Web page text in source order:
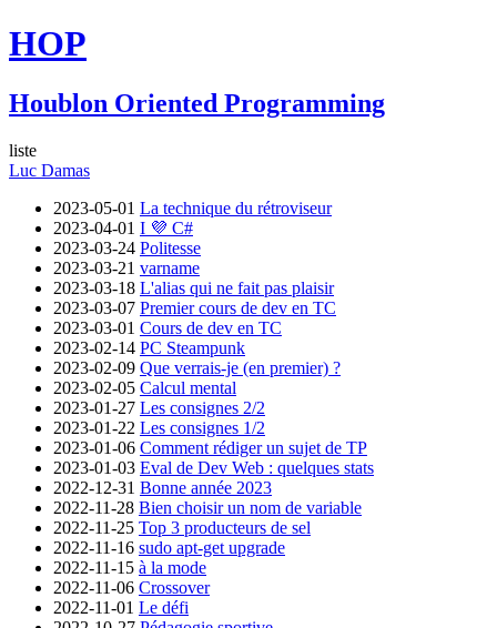
HOP
Houblon Oriented Programming
liste
Luc Damas
2023-05-01 La technique du rétroviseur
2023-04-01 I 💜 C#
2023-03-24 Politesse
2023-03-21 varname
2023-03-18 L'alias qui ne fait pas plaisir
2023-03-07 Premier cours de dev en TC
2023-03-01 Cours de dev en TC
2023-02-14 PC Steampunk
2023-02-09 Que verrais-je (en premier) ?
2023-02-05 Calcul mental
2023-01-27 Les consignes 2/2
2023-01-22 Les consignes 1/2
2023-01-06 Comment rédiger un sujet de TP
2023-01-03 Eval de Dev Web : quelques stats
2022-12-31 Bonne année 2023
2022-11-28 Bien choisir un nom de variable
2022-11-25 Top 3 producteurs de sel
2022-11-16 sudo apt-get upgrade
2022-11-15 à la mode
2022-11-06 Crossover
2022-11-01 Le défi